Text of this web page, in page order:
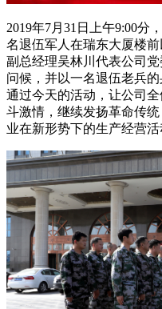
2019年7月31日上午9:00分
名退伍军人在瑞东大厦楼
副总经理吴林川代表公司
问候，并以一名退伍老兵
通过今天的活动，让公司
斗激情，继续发扬革命传
业在新形势下的生产经营活